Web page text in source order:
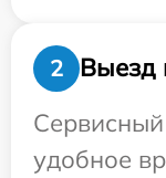
2
Выезд
удобное